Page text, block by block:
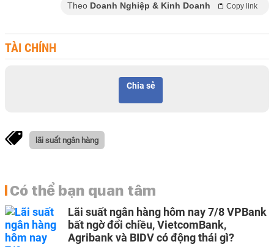
Theo Doanh Nghiệp & Kinh Doanh Copy link
TÀI CHÍNH
Chia sẻ
lãi suất ngân hàng
Có thể bạn quan tâm
Lãi suất ngân hàng hôm nay 7/8 VPBank
bất ngờ đổi chiều, VietcomBank,
Agribank và BIDV có động thái gì?